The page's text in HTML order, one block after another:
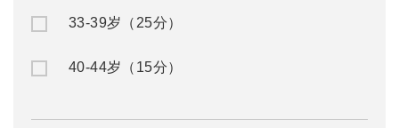
33-39岁（25分）
40-44岁（15分）